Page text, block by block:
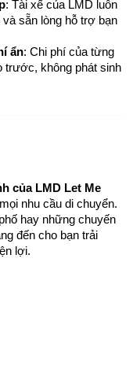
: Tài xế của LMD luôn
sẵn lòng hỗ trợ bạn
ẩn: Chi phí của từng
trước, không phát sinh
của LMD Let Me
nhu cầu di chuyển.
hay những chuyến
đến cho bạn trải
lợi.